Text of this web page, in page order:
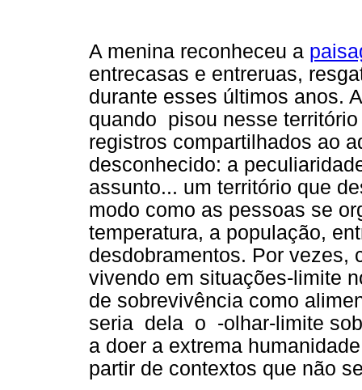
A menina reconheceu a
entrecasas e entreruas,
durante esses últimos anos.
quando pisou nesse
registros compartilhados ao
desconhecido: a
assunto... um território que
modo como as pessoas se
temperatura, a população,
desdobramentos. Por vezes,
vivendo em situações-limite
de sobrevivência como
seria dela o -olhar-limite
a doer a extrema
partir de contextos que não